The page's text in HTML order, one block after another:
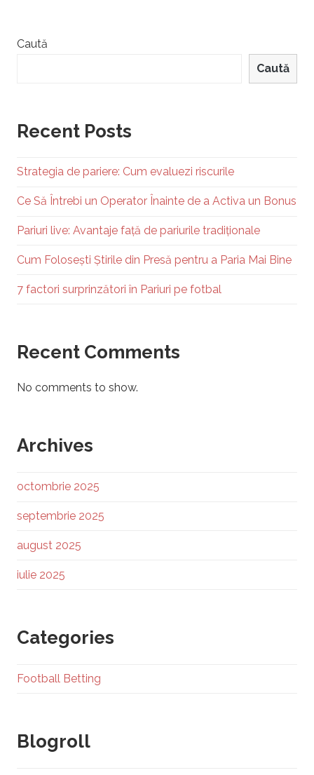
Caută
Caută
Recent Posts
Strategia de pariere: Cum evaluezi riscurile
Ce Să Întrebi un Operator Înainte de a Activa un Bonus
Pariuri live: Avantaje față de pariurile tradiționale
Cum Folosești Știrile din Presă pentru a Paria Mai Bine
7 factori surprinzători în Pariuri pe fotbal
Recent Comments
No comments to show.
Archives
octombrie 2025
septembrie 2025
august 2025
iulie 2025
Categories
Football Betting
Blogroll